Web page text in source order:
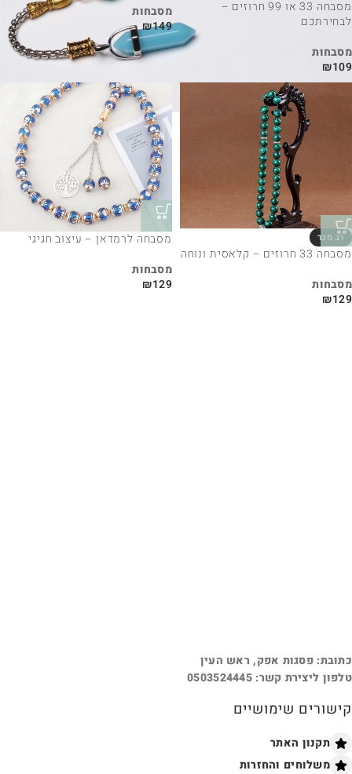
מסבחה 33 או 99 חרוזים –
לבחירתכם
מסבחות
₪109
מסבחות
₪149
מסבחה 33 חרוזים – קלאסית ונוחה
מסבחות
₪129
מסבחה לרמדאן – עיצוב חגיגי
מסבחות
₪129
כתובת: פסגות אפק, ראש העין
טלפון ליצירת קשר: 0503524445
קישורים שימושיים
תקנון האתר
משלוחים והחזרות